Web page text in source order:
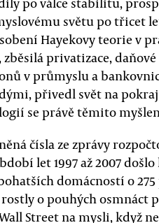
světu po třicet
Hayekovy teorie v
privatizace,
v průmyslu a
přivedl svět na
se právě těmito
čísla ze zprávy
let 1997 až 2007
domácností o
o pouhých osmnáct
Street na mysli, když